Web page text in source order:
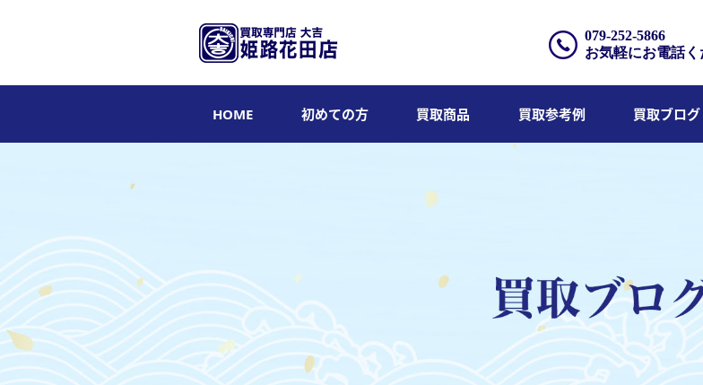
079-252-5866
お気軽にお電話く
HOME 初めての方 買取商品 買取参考例 買取ブログ